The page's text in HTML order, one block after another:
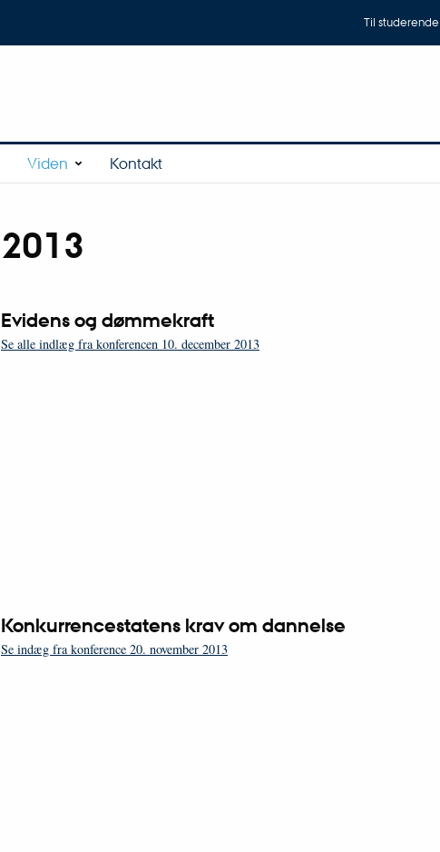
Til studerende
Viden Kontakt
2013
Evidens og dømmekraft
Se alle indlæg fra konferencen 10. december 2013
Konkurrencestatens krav om dannelse
Se indæg fra konference 20. november 2013